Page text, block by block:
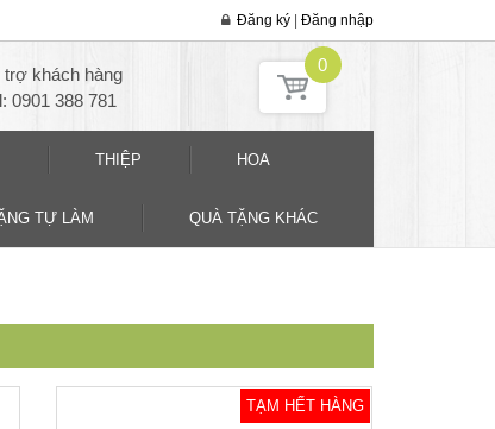
Đăng ký | Đăng nhập
trợ khách hàng
0901 388 781
0
THIỆP HOA
TỰ LÀM QUÀ TẶNG KHÁC
TẠM HẾT HÀNG